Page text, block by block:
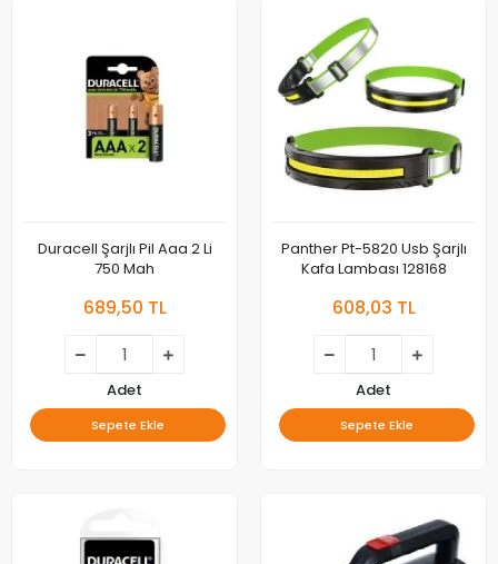
Duracell Şarjlı Pil Aaa 2 Li
750 Mah
689,50 TL
Adet
Sepete Ekle
Panther Pt-5820 Usb Şarjlı
Kafa Lambası 128168
608,03 TL
Adet
Sepete Ekle